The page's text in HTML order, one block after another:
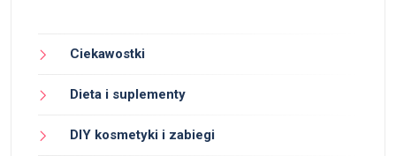
Ciekawostki
Dieta i suplementy
DIY kosmetyki i zabiegi